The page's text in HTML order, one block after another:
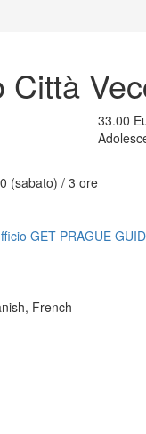
33.00
(sabato) / 3 ore
GET PRAGUE
French